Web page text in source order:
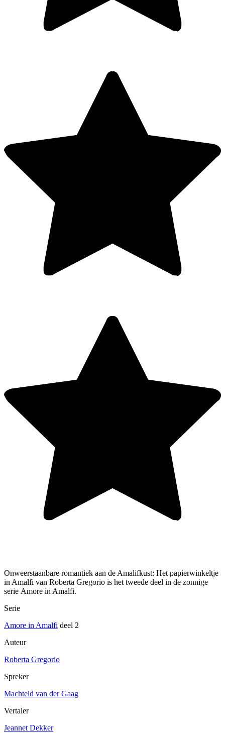
Onweerstaanbare romantiek aan de Amalifkust: Het papierwinkeltje
in Amalfi van Roberta Gregorio is het tweede deel in de zonnige
serie Amore in Amalfi.
Serie
Amore in Amalfi deel 2
Auteur
Roberta Gregorio
Spreker
Machteld van der Gaag
Vertaler
Jeannet Dekker